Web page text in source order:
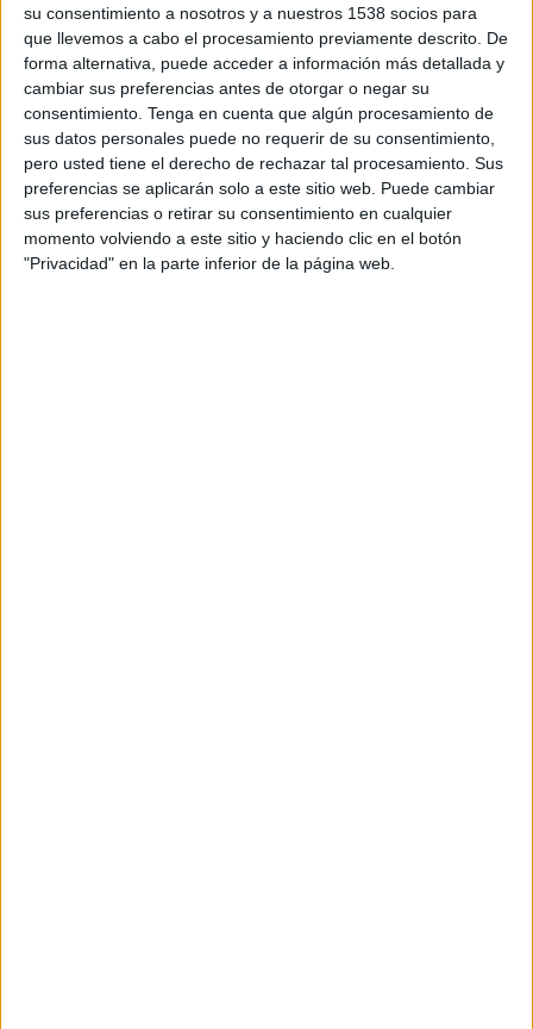
su consentimiento a nosotros y a nuestros 1538 socios para
que llevemos a cabo el procesamiento previamente descrito. De
forma alternativa, puede acceder a información más detallada y
cambiar sus preferencias antes de otorgar o negar su
consentimiento. Tenga en cuenta que algún procesamiento de
sus datos personales puede no requerir de su consentimiento,
pero usted tiene el derecho de rechazar tal procesamiento. Sus
preferencias se aplicarán solo a este sitio web. Puede cambiar
sus preferencias o retirar su consentimiento en cualquier
momento volviendo a este sitio y haciendo clic en el botón
"Privacidad" en la parte inferior de la página web.
continuat amb laSubdelegació del Governde
Estatque ha permès solucionar diversos
problemàtiques d’empreses i facilitar l’arribada
de material sanitari importat. Les cambres
diuen valorar les mesures preses al darrer
Consell de Ministresd’establir avals públics al
crèdits bancaris a empreses per un màxim de
100.000 MEUR que permetrà refinançar crèdits